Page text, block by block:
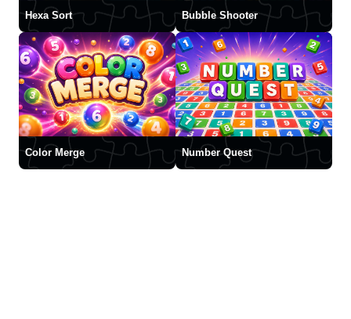
Hexa Sort Bubble Shooter
Color Merge Number Quest